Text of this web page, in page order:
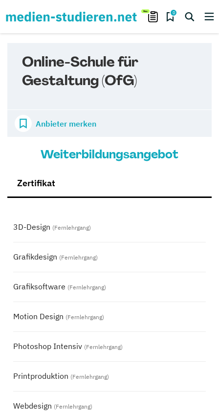
0
Online-Schule für
Gestaltung (OfG)
Anbieter merken
Weiterbildungsangebot
Zertifikat
3D-Design (Fernlehrgang)
Grafikdesign (Fernlehrgang)
Grafiksoftware (Fernlehrgang)
Motion Design (Fernlehrgang)
Photoshop Intensiv (Fernlehrgang)
Printproduktion (Fernlehrgang)
Webdesign (Fernlehrgang)